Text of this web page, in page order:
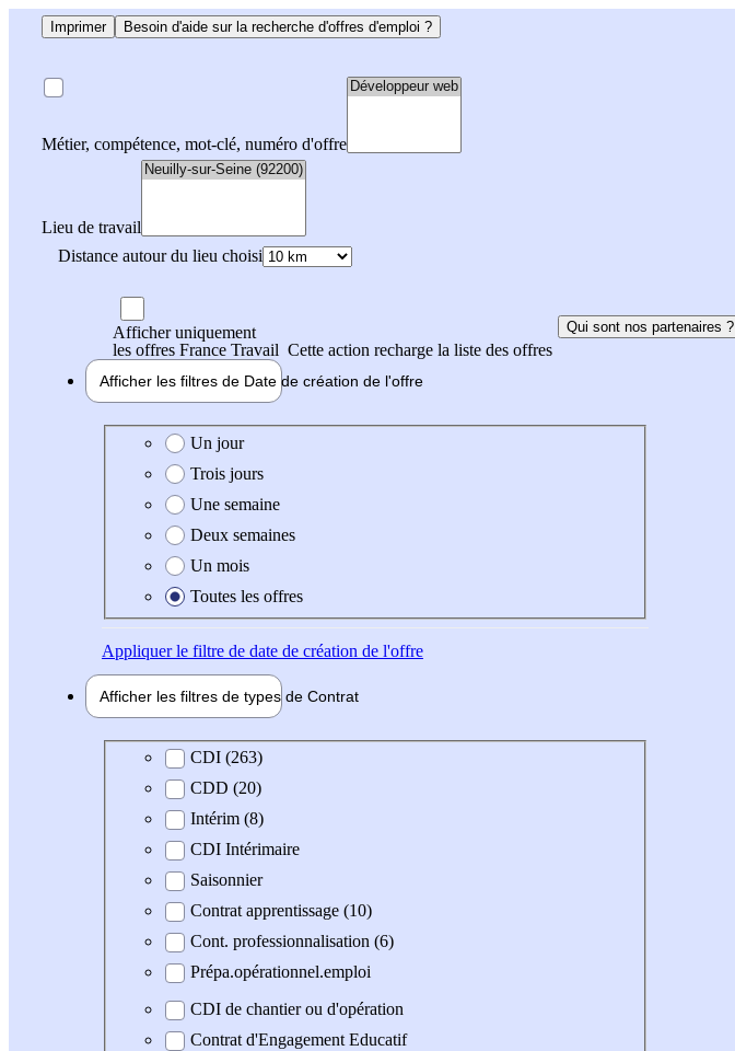
Imprimer Besoin d'aide sur la recherche d'offres d'emploi ?
Métier, compétence, mot-clé, numéro d'offre
Lieu de travail
Distance autour du lieu choisi
Afficher uniquement
les offres France Travail Cette action recharge la liste des offres
Qui sont nos partenaires ?
Afficher les filtres de Date de création de l'offre
Date de création de l'offre
Un jour
Trois jours
Une semaine
Deux semaines
Un mois
Toutes les offres
Appliquerle filtre de date de création de l'offre
Afficher les filtres de types de Contrat
Type de contratCDI (263)
CDD (20)
Intérim (8)
CDI Intérimaire
Saisonnier
Contrat apprentissage (10)
Cont. professionnalisation (6)
Prépa.opérationnel.emploi
CDI de chantier ou d'opération
Contrat d'Engagement Educatif